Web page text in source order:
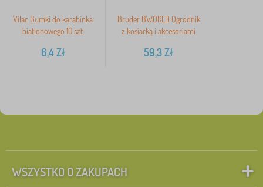
Vilac Gumki do karabinka
biatlonowego 10 szt.
6,4Zł
Bruder BWORLD Ogrodnik
z kosiarką i akcesoriami
59,3Zł
WSZYSTKO O ZAKUPACH